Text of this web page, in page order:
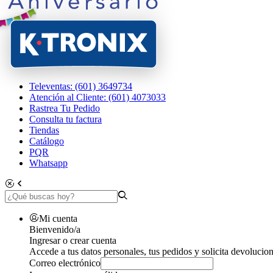
Televentas: (601) 3649734
Atención al Cliente: (601) 4073033
Rastrea Tu Pedido
Consulta tu factura
Tiendas
Catálogo
PQR
Whatsapp
Mi cuenta
Bienvenido/a
Ingresar o crear cuenta
Accede a tus datos personales, tus pedidos y solicita
Correo electrónico